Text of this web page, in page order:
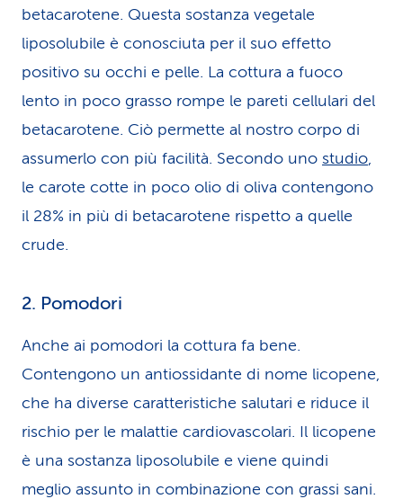
betacarotene. Questa sostanza vegetale
liposolubile è conosciuta per il suo effetto
positivo su occhi e pelle. La cottura a fuoco
lento in poco grasso rompe le pareti cellulari del
betacarotene. Ciò permette al nostro corpo di
assumerlo con più facilità. Secondo uno studio,
le carote cotte in poco olio di oliva contengono
il 28% in più di betacarotene rispetto a quelle
crude.
2. Pomodori
Anche ai pomodori la cottura fa bene.
Contengono un antiossidante di nome licopene,
che ha diverse caratteristiche salutari e riduce il
rischio per le malattie cardiovascolari. Il licopene
è una sostanza liposolubile e viene quindi
meglio assunto in combinazione con grassi sani.